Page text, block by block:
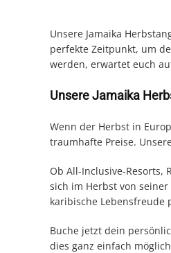
Unsere Jamaika
perfekte Zeitpunkt, um
werden, erwartet euch
Unsere Jamaika
Wenn der Herbst in
traumhafte Preise.
Ob All-Inclusive-Resorts,
sich im Herbst von
karibische Lebensfreude
Buche jetzt dein
dies ganz einfach